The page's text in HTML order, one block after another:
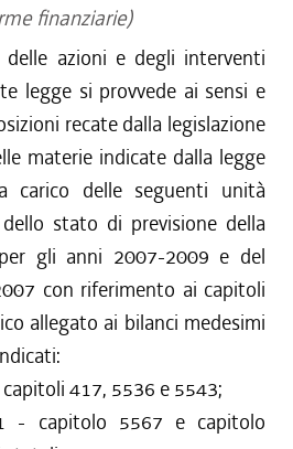
finanziarie)
azioni e degli interventi
legge si provvede ai sensi e
recate dalla legislazione
materie indicate dalla legge
carico delle seguenti unità
stato di previsione della
gli anni 2007-2009 e del
con riferimento ai capitoli
allegato ai bilanci medesimi
417, 5536 e 5543;
- capitolo 5567 e capitolo